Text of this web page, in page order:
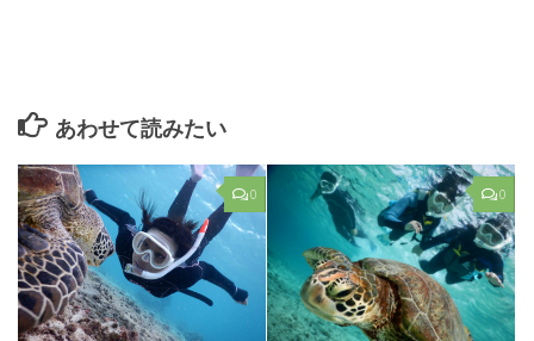
あわせて読みたい
0 0